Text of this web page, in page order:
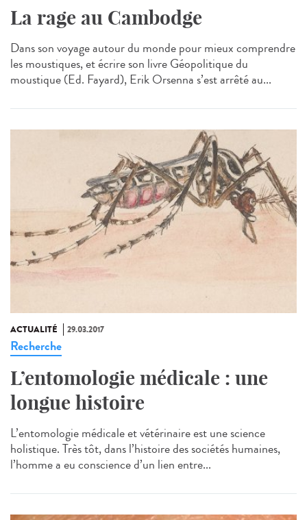
La rage au Cambodge
Dans son voyage autour du monde pour mieux comprendre
les moustiques, et écrire son livre Géopolitique du
moustique (Ed. Fayard), Erik Orsenna s’est arrêté au...
ACTUALITÉ 29.03.2017
Recherche
L’entomologie médicale : une
longue histoire
L’entomologie médicale et vétérinaire est une science
holistique. Très tôt, dans l’histoire des sociétés humaines,
l’homme a eu conscience d’un lien entre...